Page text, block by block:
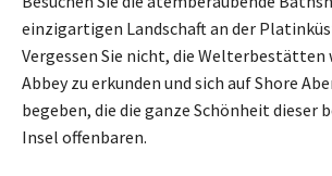
einzigartigen Landschaft an der
Vergessen Sie nicht, die Welterbestätten
Abbey zu erkunden und sich auf Shore
begeben, die die ganze Schönheit dieser
Insel offenbaren.